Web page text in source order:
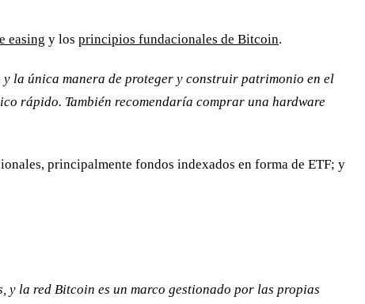
easing y los principios fundacionales de Bitcoin.
la única manera de proteger y construir patrimonio en el
rápido. También recomendaría comprar una hardware
principalmente fondos indexados en forma de ETF; y
la red Bitcoin es un marco gestionado por las propias